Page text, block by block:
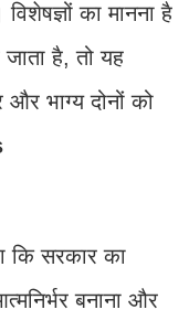
का मानना है
है, तो यह
और भाग्य दोनों को
कि सरकार का
बनाना और